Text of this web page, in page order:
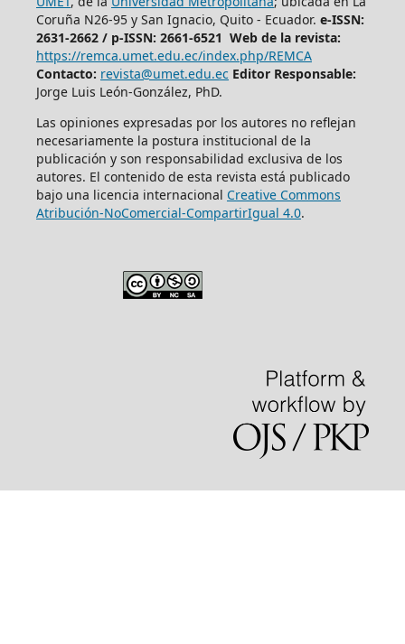
Coruña N26-95 y San Ignacio, Quito - Ecuador. e-ISSN:
2631-2662 / p-ISSN: 2661-6521 Web de la revista:
https://remca.umet.edu.ec/index.php/REMCA
Contacto: revista@umet.edu.ec Editor Responsable:
Jorge Luis León-González, PhD.
Las opiniones expresadas por los autores no reflejan
necesariamente la postura institucional de la
publicación y son responsabilidad exclusiva de los
autores. El contenido de esta revista está publicado
bajo una licencia internacional Creative Commons
Atribución-NoComercial-CompartirIgual 4.0.